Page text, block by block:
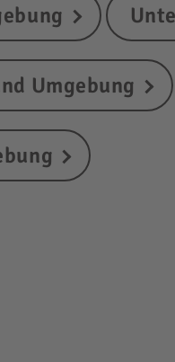
Umgebung